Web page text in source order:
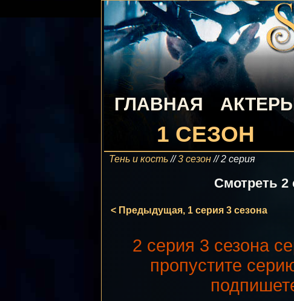
ГЛАВНАЯ
1 СЕЗОН
Тень и кость//3 сезон // 2 серия
Смотреть 2
< Предыдущая, 1 серия 3 сезона
2 серия 3 сезона
пропустите